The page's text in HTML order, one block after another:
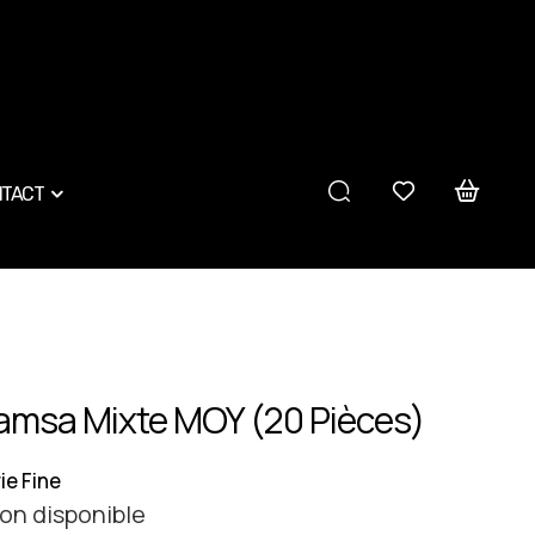
Mixte MOY (20 Pièces)
Fine
disponible